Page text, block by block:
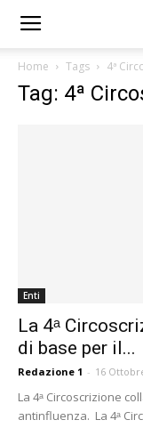
Home Tags 4ª
Tag: 4ª
Enti
La 4ᵃ
di base per il...
Redazione 1 - 16
La 4ᵃ Circoscrizione
antinfluenza. La 4ᵃ